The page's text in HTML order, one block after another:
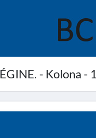
ÉGINE. - Kolona -